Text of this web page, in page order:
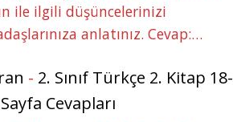
ile ilgili düşüncelerinizi
anlatınız. Cevap:…
- 2. Sınıf Türkçe 2. Kitap 18-
Cevapları